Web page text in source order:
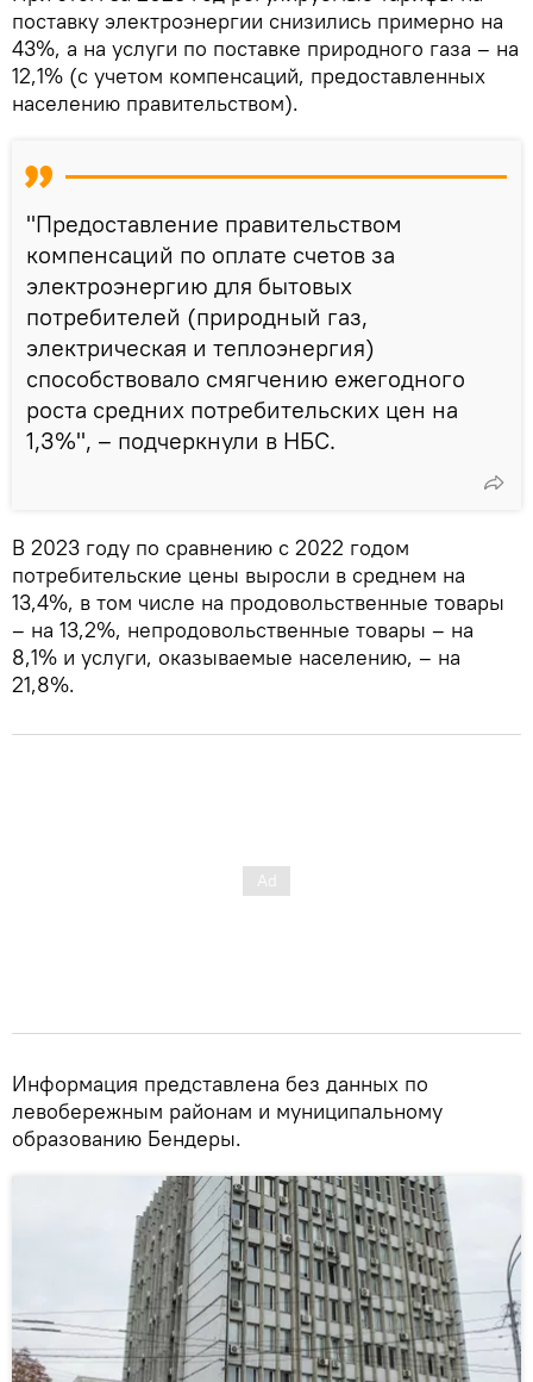
поставку электроэнергии снизились примерно на
43%, а на услуги по поставке природного газа – на
12,1% (с учетом компенсаций, предоставленных
населению правительством).
"Предоставление правительством
компенсаций по оплате счетов за
электроэнергию для бытовых
потребителей (природный газ,
электрическая и теплоэнергия)
способствовало смягчению ежегодного
роста средних потребительских цен на
1,3%", – подчеркнули в НБС.
В 2023 году по сравнению с 2022 годом
потребительские цены выросли в среднем на
13,4%, в том числе на продовольственные товары
– на 13,2%, непродовольственные товары – на
8,1% и услуги, оказываемые населению, – на
21,8%.
Информация представлена ​​без данных по
левобережным районам и муниципальному
образованию Бендеры.